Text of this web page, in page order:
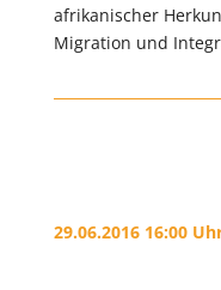
afrikanischer
Migration und
29.06.2016 16:00